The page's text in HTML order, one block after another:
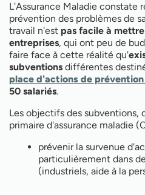
L'Assurance Maladie constate
prévention des problèmes de
travail n'est pas facile à
entreprises, qui ont peu de
faire face à cette réalité qu'
subventions différentes
place d'actions de
50 salariés.
Les objectifs des subventions,
primaire d'assurance maladie
prévenir la survenue
particulièrement dans
(industriels, aide à la